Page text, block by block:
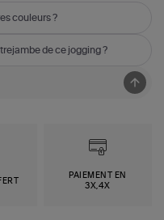
couleurs ?
de ce jogging ?
PAIEMENT EN
3X,4X